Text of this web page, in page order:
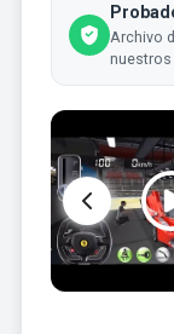
Archivo
nuestros